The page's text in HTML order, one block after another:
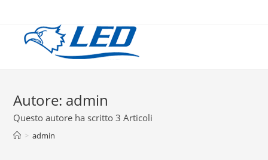
contenuto
Autore: admin
Questo autore ha scritto 3 Articoli
> admin